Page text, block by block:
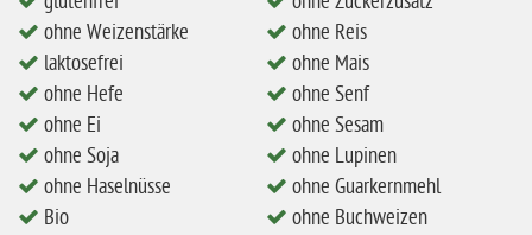
eiweißarm / PKU
ohne Mandeln
ohne Milch
ohne Hafer
ohne Zuckerzusatz
ohne Weizenstärke
laktosefrei
ohne Hefe
ohne Ei
ohne Soja
ohne Haselnüsse
Bio
ohne Reis
ohne Mais
ohne Senf
ohne Sesam
ohne Lupinen
ohne Guarkernmehl
ohne Buchweizen